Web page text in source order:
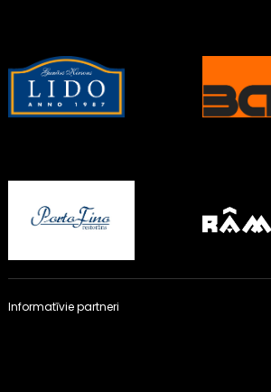
Informatīvie partneri